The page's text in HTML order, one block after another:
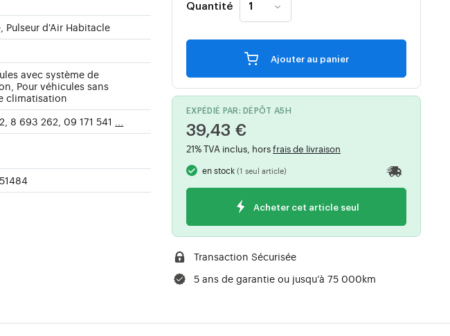
Pulseur d'Air Habitacle
avec système de
Pour véhicules sans
climatisation
8 693 262, 09 171 541
Quantité
Ajouter au panier
EXPÉDIÉ PAR: DÉPÔT A5H
39,43 €
21% TVA inclus, horsfrais de livraison
en stock(1 seul article)
Acheter cet article seul
Transaction Sécurisée
5 ans de garantie ou jusqu’à 75 000km